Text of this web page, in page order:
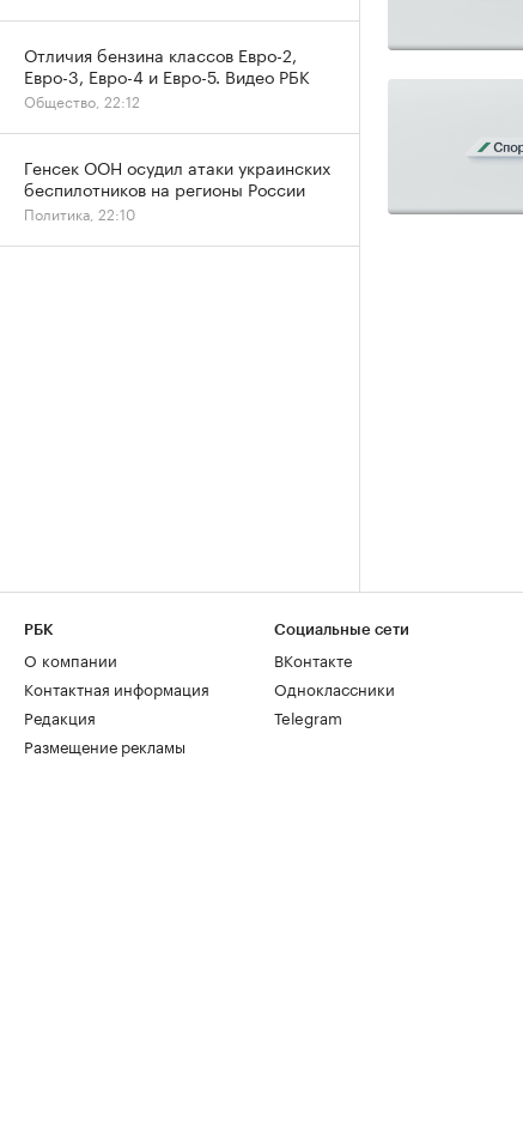
Отличия бензина классов Евро-2,
Евро-3, Евро-4 и Евро-5. Видео РБК
Общество, 22:12
Генсек ООН осудил атаки украинских
беспилотников на регионы России
Политика, 22:10
РБК
О компании
Контактная информация
Редакция
Размещение рекламы
Социальные сети
ВКонтакте
Одноклассники
Telegram